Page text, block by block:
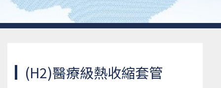
(H2)醫療級熱收縮套管